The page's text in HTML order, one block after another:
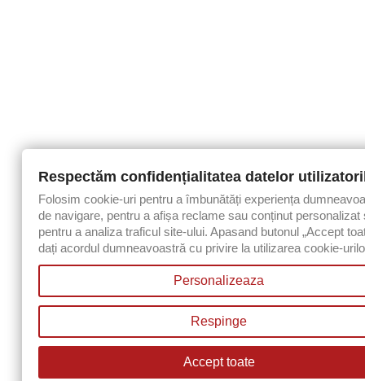
Respectăm confidențialitatea datelor
Folosim cookie-uri pentru a îmbunătăți experiența
de navigare, pentru a afișa reclame sau conținut personalizat
pentru a analiza traficul site-ului. Apasand butonul „Accept
dați acordul dumneavoastră cu privire la utilizarea cookie-
Personalizeaza
Respinge
Accept toate